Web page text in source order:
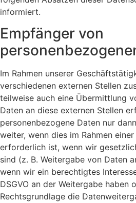
informiert.
Empfänger von
Im Rahmen unserer
verschiedenen externen Stellen
teilweise auch eine Übermittlung
Daten an diese externen Stellen
personenbezogene Daten nur
weiter, wenn dies im Rahmen
erforderlich ist, wenn wir
sind (z. B. Weitergabe von Daten
wenn wir ein berechtigtes
DSGVO an der Weitergabe haben
Rechtsgrundlage die